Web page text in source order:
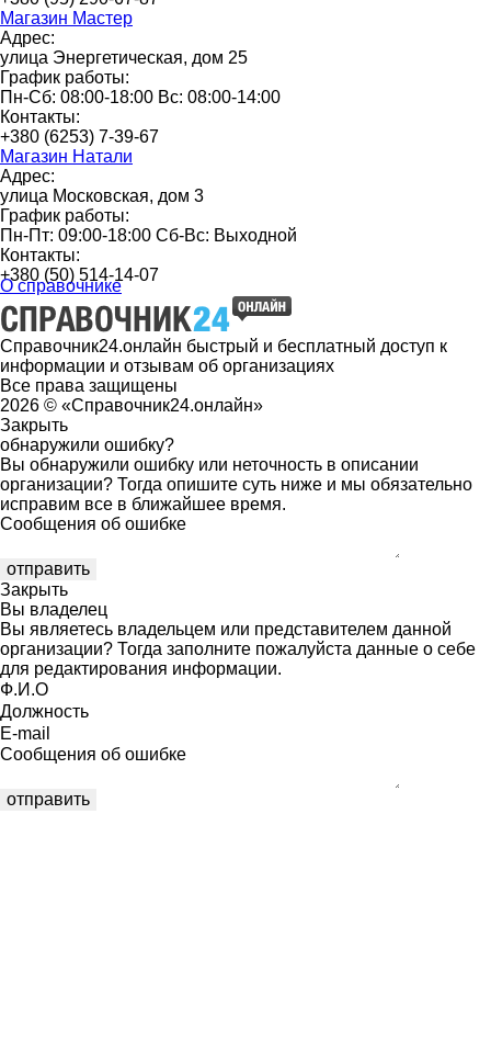
Магазин Мастер
Адрес:
улица Энергетическая, дом 25
График работы:
Пн-Сб: 08:00-18:00 Вс: 08:00-14:00
Контакты:
+380 (6253) 7-39-67
Магазин Натали
Адрес:
улица Московская, дом 3
График работы:
Пн-Пт: 09:00-18:00 Сб-Вс: Выходной
Контакты:
+380 (50) 514-14-07
О справочнике
Справочник24.онлайн быстрый и бесплатный доступ к
информации и отзывам об организациях
Все права защищены
2026 © «Справочник24.онлайн»
Закрыть
обнаружили ошибку?
Вы обнаружили ошибку или неточность в описании
организации? Тогда опишите суть ниже и мы обязательно
исправим все в ближайшее время.
Сообщения об ошибке
Закрыть
Вы владелец
Вы являетесь владельцем или представителем данной
организации? Тогда заполните пожалуйста данные о себе
для редактирования информации.
Ф.И.О
Должность
E-mail
Сообщения об ошибке